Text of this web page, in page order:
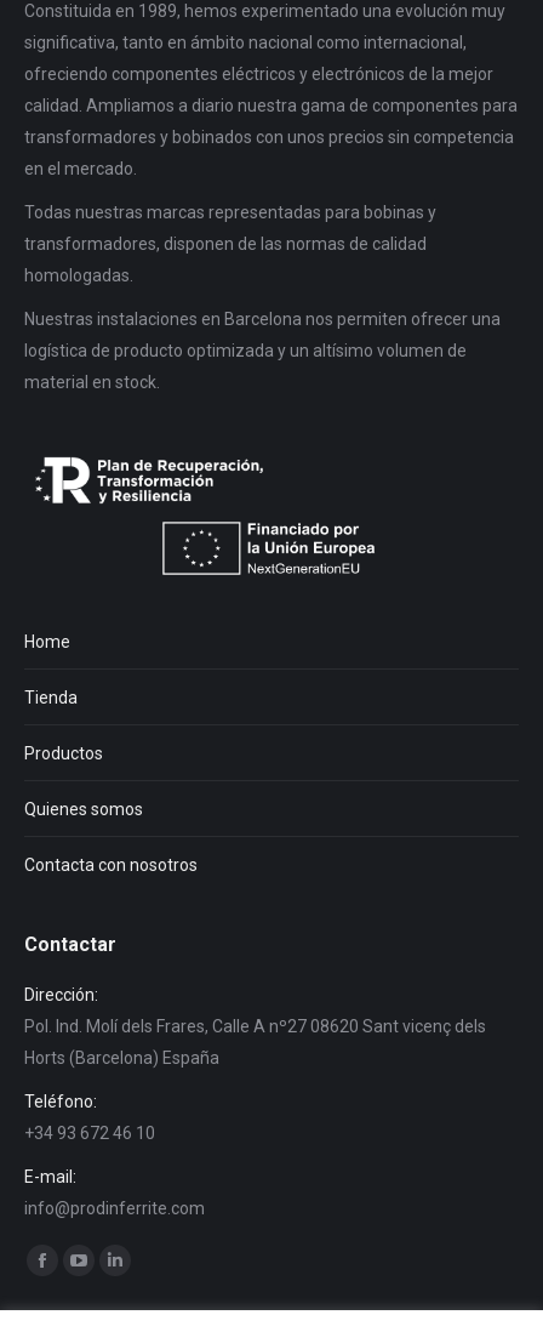
Constituida en 1989, hemos experimentado una evolución muy
significativa, tanto en ámbito nacional como internacional,
ofreciendo componentes eléctricos y electrónicos de la mejor
calidad. Ampliamos a diario nuestra gama de componentes para
transformadores y bobinados con unos precios sin competencia
en el mercado.
Todas nuestras marcas representadas para bobinas y
transformadores, disponen de las normas de calidad
homologadas.
Nuestras instalaciones en Barcelona nos permiten ofrecer una
logística de producto optimizada y un altísimo volumen de
material en stock.
Home
Tienda
Productos
Quienes somos
Contacta con nosotros
Contactar
Dirección:
Pol. Ind. Molí dels Frares, Calle A nº27 08620 Sant vicenç dels
Horts (Barcelona) España
Teléfono:
+34 93 672 46 10
E-mail:
info@prodinferrite.com
Encuéntranos en:
Facebook
pagepagepage